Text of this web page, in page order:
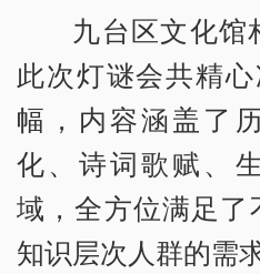
九台区文化馆
此次灯谜会共精
幅，内容涵盖了
化、诗词歌赋、
域，全方位满足了
知识层次人群的需求